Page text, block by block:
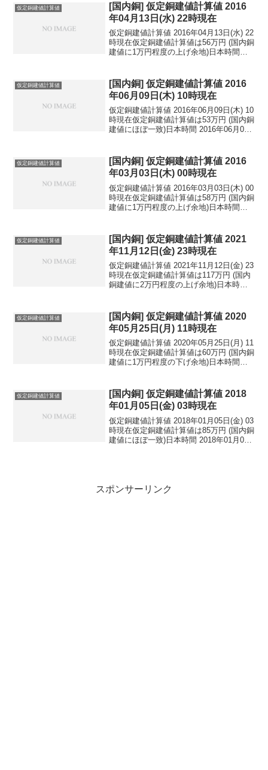
仮定銅建値計算値
[国内銅] 仮定銅建値計算値 2016
年04月13日(水) 22時現在
仮定銅建値計算値 2016年04月13日(水) 22
時現在仮定銅建値計算値は56万円 (国内銅
建値に1万円程度の上げ余地)日本時間
民元：1...
仮定銅建値計算値
[国内銅] 仮定銅建値計算値 2016
年06月09日(木) 10時現在
仮定銅建値計算値 2016年06月09日(木) 10
時現在仮定銅建値計算値は53万円 (国内銅
建値にほぼ一致)日本時間 2016年06月09
円...
仮定銅建値計算値
[国内銅] 仮定銅建値計算値 2016
年03月03日(木) 00時現在
仮定銅建値計算値 2016年03月03日(木) 00
時現在仮定銅建値計算値は58万円 (国内銅
建値に1万円程度の上げ余地)日本時間
民元：1...
仮定銅建値計算値
[国内銅] 仮定銅建値計算値 2021
年11月12日(金) 23時現在
仮定銅建値計算値 2021年11月12日(金) 23
時現在仮定銅建値計算値は117万円 (国内
銅建値に2万円程度の上げ余地)日本時間
民元：...
仮定銅建値計算値
[国内銅] 仮定銅建値計算値 2020
年05月25日(月) 11時現在
仮定銅建値計算値 2020年05月25日(月) 11
時現在仮定銅建値計算値は60万円 (国内銅
建値に1万円程度の下げ余地)日本時間
民元：1...
仮定銅建値計算値
[国内銅] 仮定銅建値計算値 2018
年01月05日(金) 03時現在
仮定銅建値計算値 2018年01月05日(金) 03
時現在仮定銅建値計算値は85万円 (国内銅
建値にほぼ一致)日本時間 2018年01月05
スポンサーリンク